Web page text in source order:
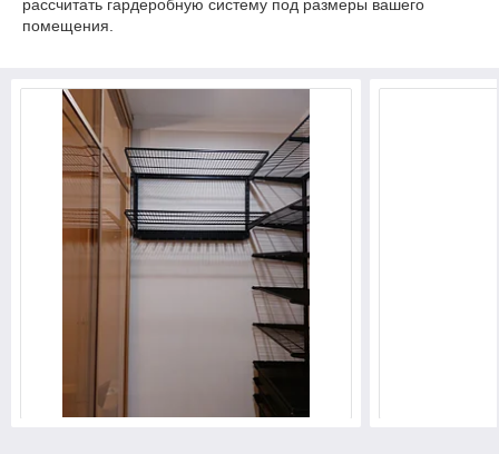
рассчитать гардеробную систему под размеры вашего
помещения.